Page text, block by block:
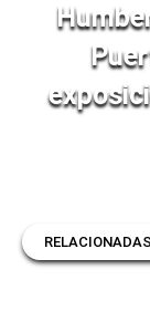
RELACIONADAS